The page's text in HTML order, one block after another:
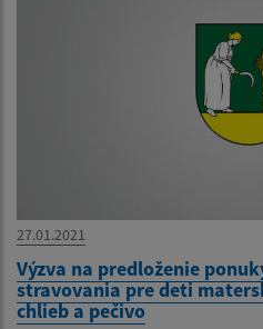
27.01.2021
Výzva na predloženie
stravovania pre deti
chlieb a pečivo